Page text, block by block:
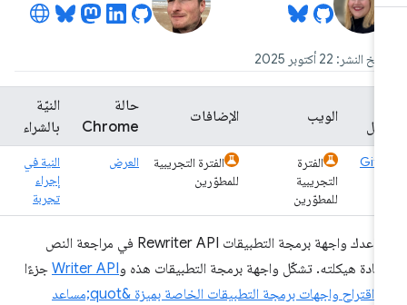
النشر: 22 أكتوبر 2025
الويب الإضافات
حالة
Chrome
النيّة
بالشراء
الفترة
التجريبية
للمطوّرين
الفترة التجريبية
للمطوّرين
العرض
النية في
إجراء
تجربة
تساعدك واجهة برمجة التطبيقات Rewriter API في مراجعة النص
هيكلته. تشكّل واجهة برمجة التطبيقات هذه وWriter APIجزءًا
اقتراح واجهات برمجة التطبيقات الخاصة بميزة &quot;مساعد